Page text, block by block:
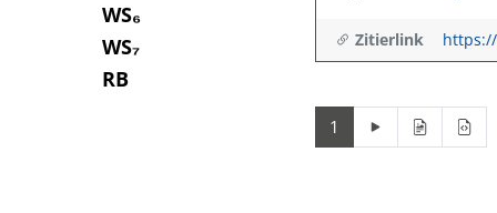
WS₆
WS₇
RB
Zitierlink
1